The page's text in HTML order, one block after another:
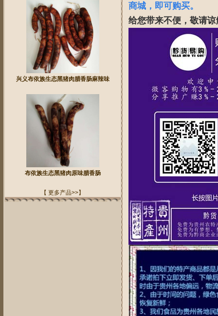
兴义布依族生态黑猪肉腊香肠麻辣味
布依族生态黑猪肉原味腊香肠
【 更多产品>>】
商城，即可购买。
给您带来不便，敬请谅